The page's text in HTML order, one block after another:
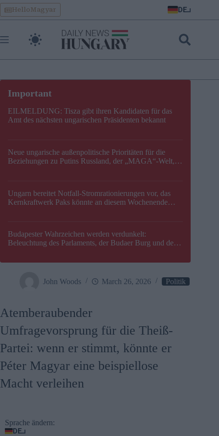
Skip
to
content
HelloMagyar DE
EILMELDUNG: Tisza gibt ihren Kandidaten für das
Amt des nächsten ungarischen Präsidenten bekannt
Neue ungarische außenpolitische Prioritäten für die
Beziehungen zu Putins Russland, der „MAGA“-Welt,
Ungarn bereitet Notfall-Stromrationierungen vor, das
Kernkraftwerk Paks könnte an diesem Wochenende
Budapester Wahrzeichen werden verdunkelt:
Beleuchtung des Parlaments, der Budaer Burg und der
John Woods March 26, 2026 Politik
Atemberaubender
Umfragevorsprung für die Theiß-
Partei: wenn er stimmt, könnte er
Péter Magyar eine beispiellose
Macht verleihen
Sprache ändern:
DE